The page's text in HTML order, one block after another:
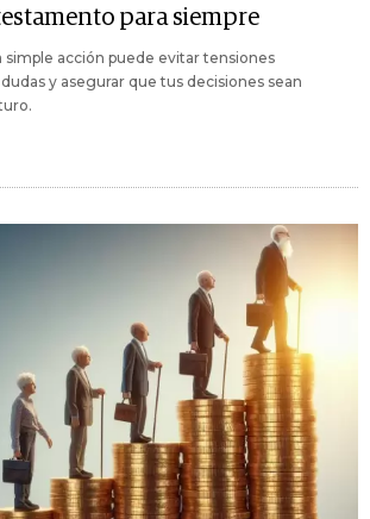
para siempre
simple acción puede evitar tensiones
y asegurar que tus decisiones sean